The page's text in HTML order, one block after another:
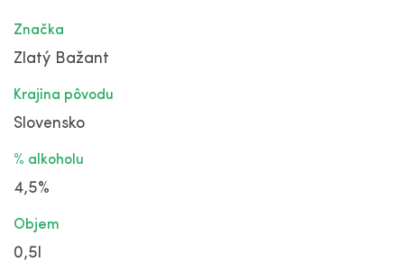
Značka
Zlatý Bažant
Krajina pôvodu
Slovensko
% alkoholu
4,5%
Objem
0,5l